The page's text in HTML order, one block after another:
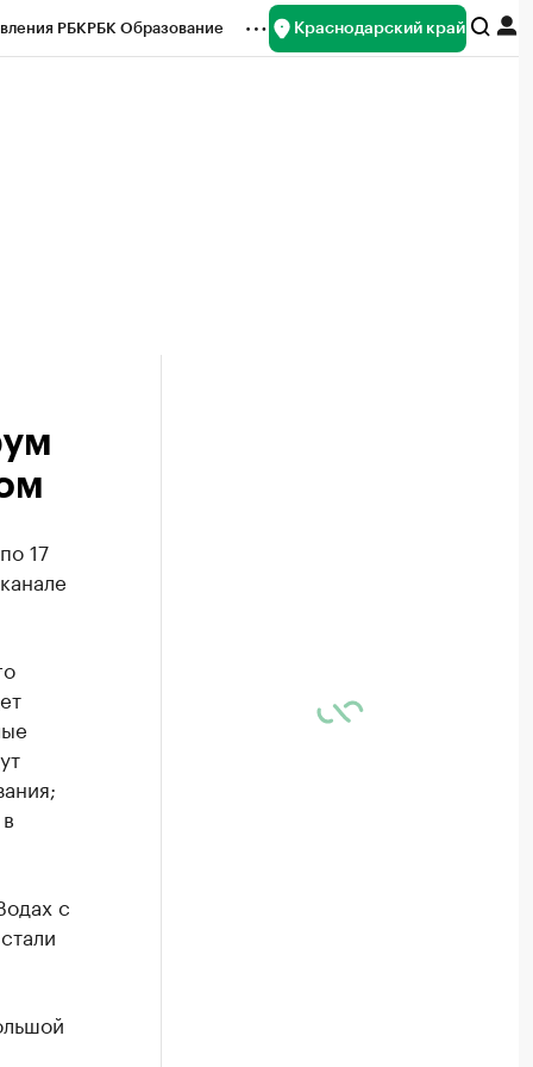
РБКРБК Образование Краснодарский край
17
с